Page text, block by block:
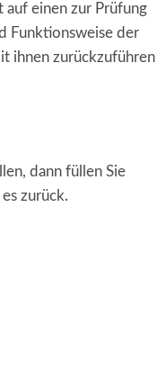
einen zur Prüfung
Funktionsweise der
ihnen zurückzuführen
dann füllen Sie
zurück.